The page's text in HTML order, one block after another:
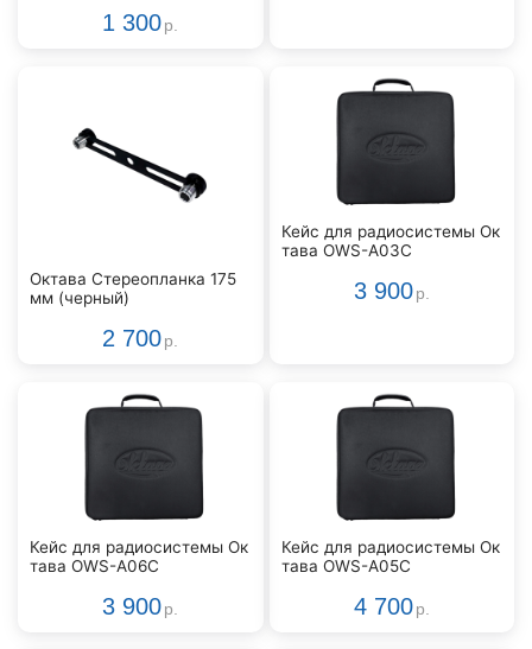
1 300 р.
Октава Стереопланка 175
мм (черный)
2 700 р.
Кейс для радиосистемы Ок
тава OWS-A03С
3 900 р.
Кейс для радиосистемы Ок
тава OWS-A06С
3 900 р.
Кейс для радиосистемы Ок
тава OWS-A05С
4 700 р.